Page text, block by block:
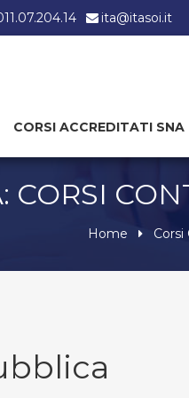
ita@itasoi.it
CORSI ACCREDITATI SNA
CORSI
Home Corsi